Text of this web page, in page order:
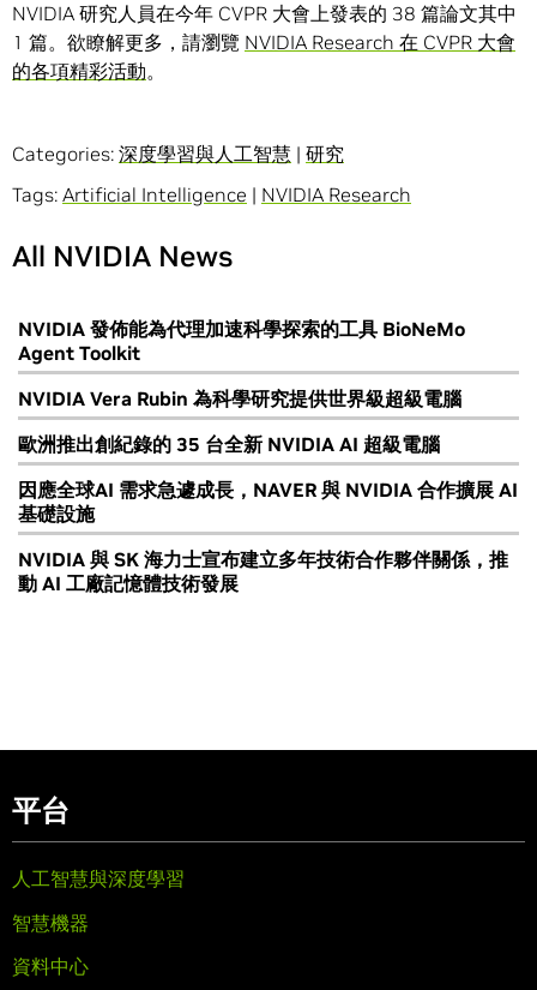
NVIDIA 研究人員在今年 CVPR 大會上發表的 38 篇論文其中
1 篇。欲瞭解更多，請瀏覽 NVIDIA Research 在 CVPR 大會
的各項精彩活動。
Categories: 深度學習與人工智慧 | 研究
Tags: Artificial Intelligence | NVIDIA Research
All NVIDIA News
NVIDIA 發佈能為代理加速科學探索的工具 BioNeMo
Agent Toolkit
NVIDIA Vera Rubin 為科學研究提供世界級超級電腦
歐洲推出創紀錄的 35 台全新 NVIDIA AI 超級電腦
因應全球AI 需求急遽成長，NAVER 與 NVIDIA 合作擴展 AI
基礎設施
NVIDIA 與 SK 海力士宣布建立多年技術合作夥伴關係，推
動 AI 工廠記憶體技術發展
平台
人工智慧與深度學習
智慧機器
資料中心